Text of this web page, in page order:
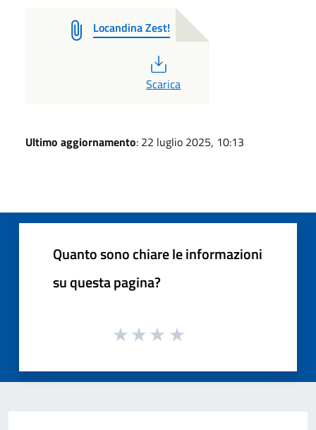
Locandina Zest!
PDF
Scarica
Ultimo aggiornamento: 22 luglio 2025, 10:13
Quanto sono chiare le informazioni
su questa pagina?